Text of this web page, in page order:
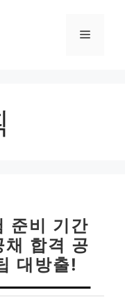
메
준비 기간
합격 공
대방출!